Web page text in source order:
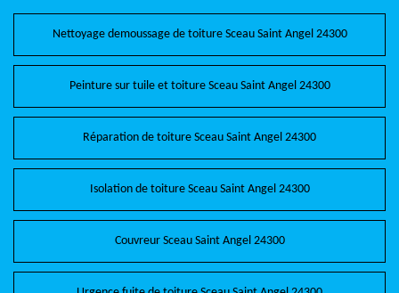
Nettoyage demoussage de toiture Sceau Saint Angel 24300
Peinture sur tuile et toiture Sceau Saint Angel 24300
Réparation de toiture Sceau Saint Angel 24300
Isolation de toiture Sceau Saint Angel 24300
Couvreur Sceau Saint Angel 24300